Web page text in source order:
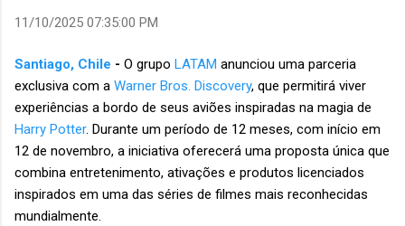
11/10/2025 07:35:00 PM
Santiago, Chile - O grupo LATAM anunciou uma parceria
exclusiva com a Warner Bros. Discovery, que permitirá viver
experiências a bordo de seus aviões inspiradas na magia de
Harry Potter. Durante um período de 12 meses, com início em
12 de novembro, a iniciativa oferecerá uma proposta única que
combina entretenimento, ativações e produtos licenciados
inspirados em uma das séries de filmes mais reconhecidas
mundialmente.